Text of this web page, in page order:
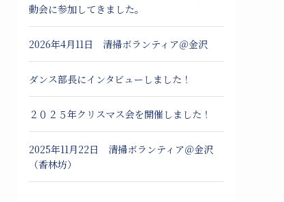
動会に参加してきました。
2026年4月11日 清掃ボランティア＠金沢
ダンス部長にインタビューしました！
２０２５年クリスマス会を開催しました！
2025年11月22日 清掃ボランティア＠金沢
（香林坊）